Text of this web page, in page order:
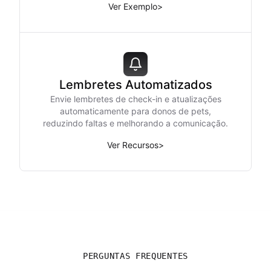
Ver Exemplo>
Lembretes Automatizados
Envie lembretes de check-in e atualizações
automaticamente para donos de pets,
reduzindo faltas e melhorando a comunicação.
Ver Recursos>
PERGUNTAS FREQUENTES